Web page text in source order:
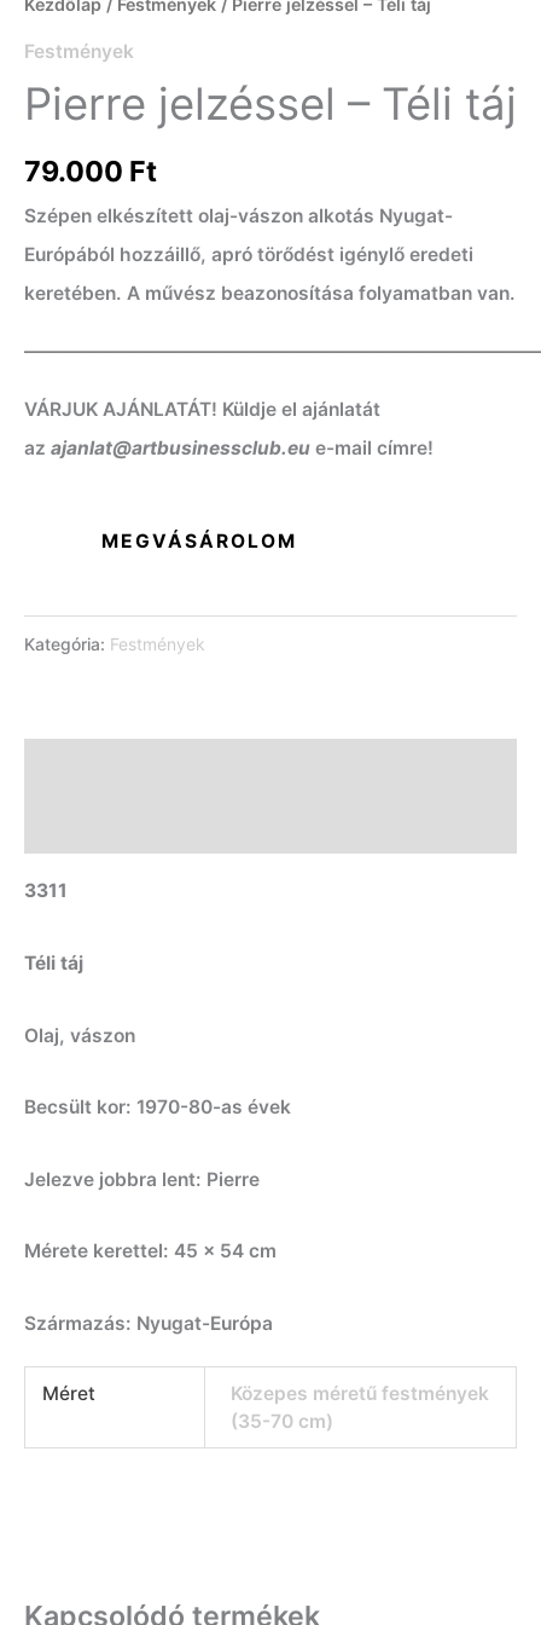
Kezdőlap / Festmények / Pierre jelzéssel – Téli táj
Festmények
Pierre jelzéssel – Téli táj
79.000 Ft
Szépen elkészített olaj-vászon alkotás Nyugat-
Európából hozzáillő, apró törődést igénylő eredeti
keretében. A művész beazonosítása folyamatban van.
VÁRJUK AJÁNLATÁT! Küldje el ajánlatát
az ajanlat@artbusinessclub.eu e-mail címre!
MEGVÁSÁROLOM
Kategória: Festmények
3311
Téli táj
Olaj, vászon
Becsült kor: 1970-80-as évek
Jelezve jobbra lent: Pierre
Mérete kerettel: 45 x 54 cm
Származás: Nyugat-Európa
Méret
Közepes méretű festmények
(35-70 cm)
Kapcsolódó termékek